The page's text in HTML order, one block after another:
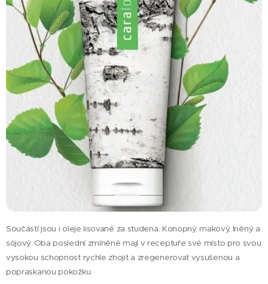
Součástí jsou i oleje lisované za studena. Konopný, makový, lněný a
sójový. Oba poslední zmíněné mají v receptuře své místo pro svou
vysokou schopnost rychle zhojit a zregenerovat vysušenou a
popraskanou pokožku.